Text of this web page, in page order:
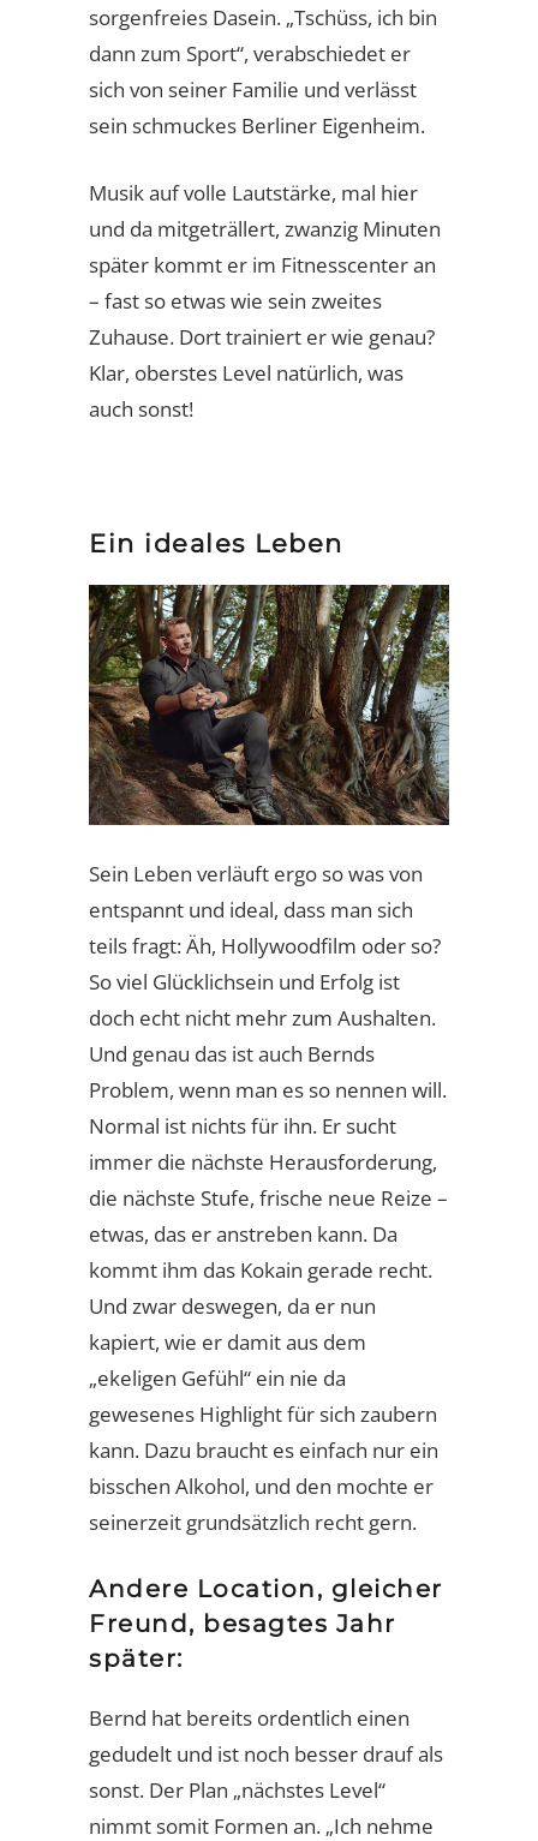
sorgenfreies Dasein. „Tschüss, ich bin
dann zum Sport“, verabschiedet er
sich von seiner Familie und verlässt
sein schmuckes Berliner Eigenheim.
Musik auf volle Lautstärke, mal hier
und da mitgeträllert, zwanzig Minuten
später kommt er im Fitnesscenter an
– fast so etwas wie sein zweites
Zuhause. Dort trainiert er wie genau?
Klar, oberstes Level natürlich, was
auch sonst!
Ein ideales Leben
Sein Leben verläuft ergo so was von
entspannt und ideal, dass man sich
teils fragt: Äh, Hollywoodfilm oder so?
So viel Glücklichsein und Erfolg ist
doch echt nicht mehr zum Aushalten.
Und genau das ist auch Bernds
Problem, wenn man es so nennen will.
Normal ist nichts für ihn. Er sucht
immer die nächste Herausforderung,
die nächste Stufe, frische neue Reize –
etwas, das er anstreben kann. Da
kommt ihm das Kokain gerade recht.
Und zwar deswegen, da er nun
kapiert, wie er damit aus dem
„ekeligen Gefühl“ ein nie da
gewesenes Highlight für sich zaubern
kann. Dazu braucht es einfach nur ein
bisschen Alkohol, und den mochte er
seinerzeit grundsätzlich recht gern.
Andere Location, gleicher
Freund, besagtes Jahr
später:
Bernd hat bereits ordentlich einen
gedudelt und ist noch besser drauf als
sonst. Der Plan „nächstes Level“
nimmt somit Formen an. „Ich nehme